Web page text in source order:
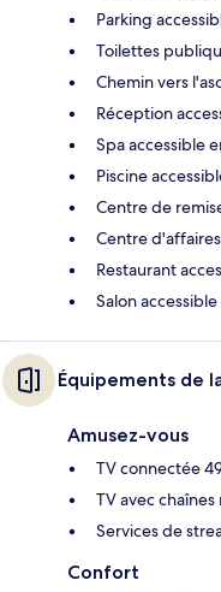
Parking
Toilettes
Chemin vers
Réception
Spa accessible
Piscine
Centre de
Centre
Restaurant
Salon
Équipements de
Amusez-vous
TV connectée
TV avec
Services de
Confort